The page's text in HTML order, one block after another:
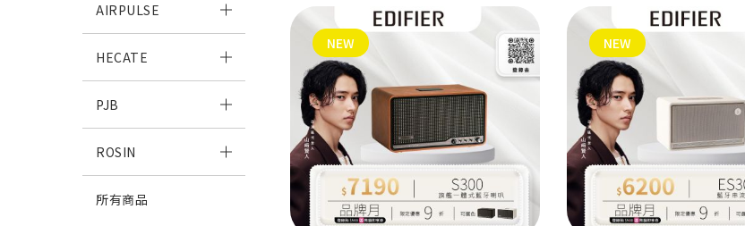
AIRPULSE
HECATE
PJB
ROSIN
所有商品
NEW NEW